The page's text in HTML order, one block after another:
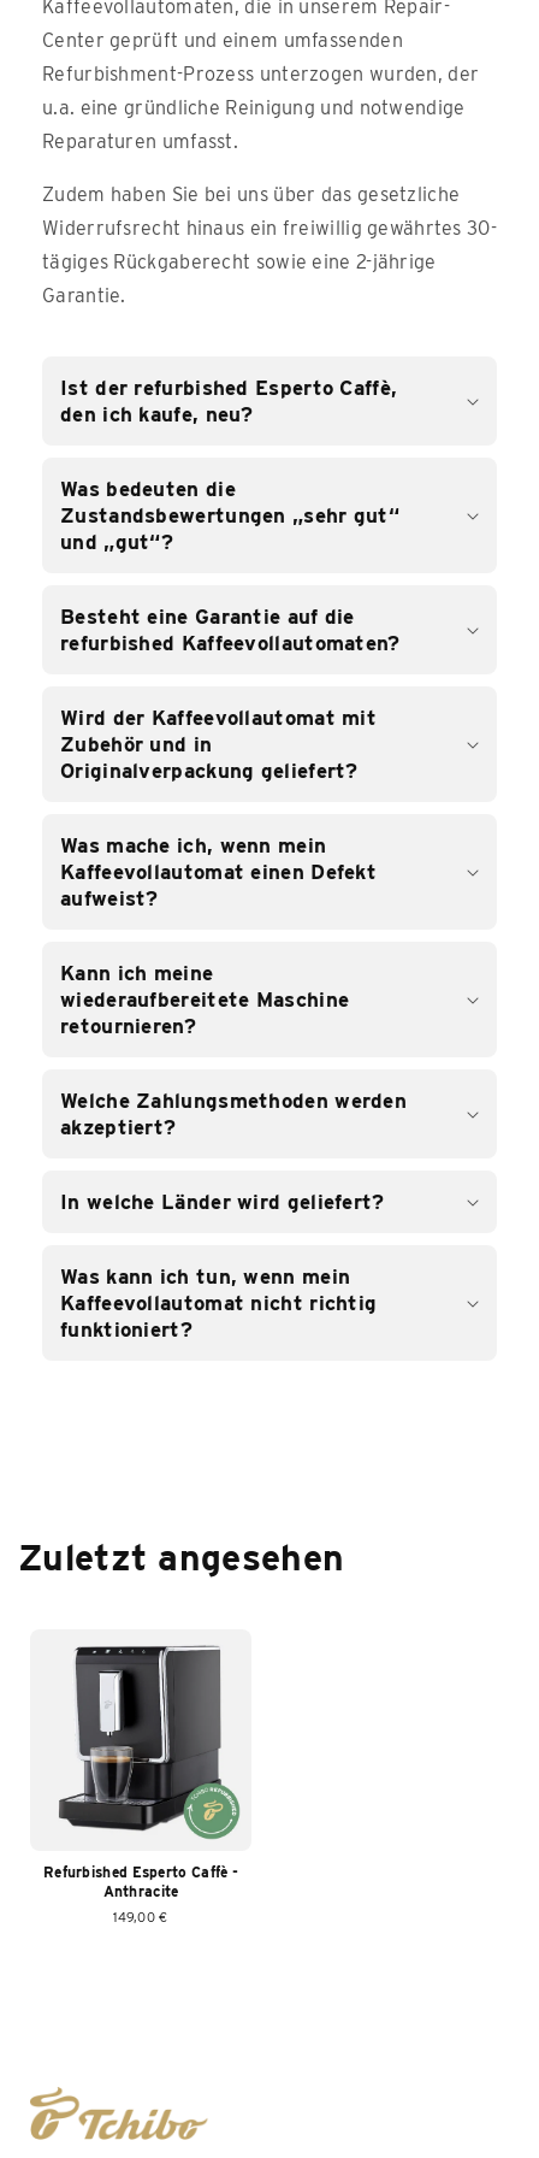
Kaffeevollautomaten, die in unserem Repair-
Center geprüft und einem umfassenden
Refurbishment-Prozess unterzogen wurden, der
u.a. eine gründliche Reinigung und notwendige
Reparaturen umfasst.
Zudem haben Sie bei uns über das gesetzliche
Widerrufsrecht hinaus ein freiwillig gewährtes 30-
tägiges Rückgaberecht sowie eine 2-jährige
Garantie.
Ist der refurbished Esperto Caffè,
den ich kaufe, neu?
Was bedeuten die
Zustandsbewertungen „sehr gut“
und „gut“?
Besteht eine Garantie auf die
refurbished Kaffeevollautomaten?
Wird der Kaffeevollautomat mit
Zubehör und in
Originalverpackung geliefert?
Was mache ich, wenn mein
Kaffeevollautomat einen Defekt
aufweist?
Kann ich meine
wiederaufbereitete Maschine
retournieren?
Welche Zahlungsmethoden werden
akzeptiert?
In welche Länder wird geliefert?
Was kann ich tun, wenn mein
Kaffeevollautomat nicht richtig
funktioniert?
Zuletzt angesehen
Refurbished Esperto Caffè -
Anthracite
149,00 €